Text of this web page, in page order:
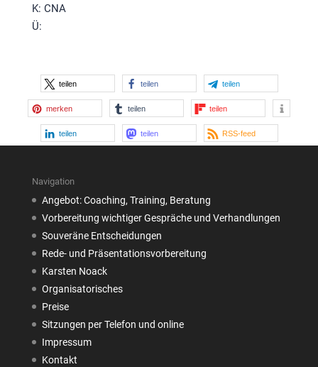
K: CNA
Ü:
teilen teilen teilen
merken teilen teilen
teilen teilen RSS-feed
Navigation
Angebot: Coaching, Training, Beratung
Vorbereitung wichtiger Gespräche und Verhandlungen
Souveräne Entscheidungen
Rede- und Präsentationsvorbereitung
Karsten Noack
Organisatorisches
Preise
Sitzungen per Telefon und online
Impressum
Kontakt